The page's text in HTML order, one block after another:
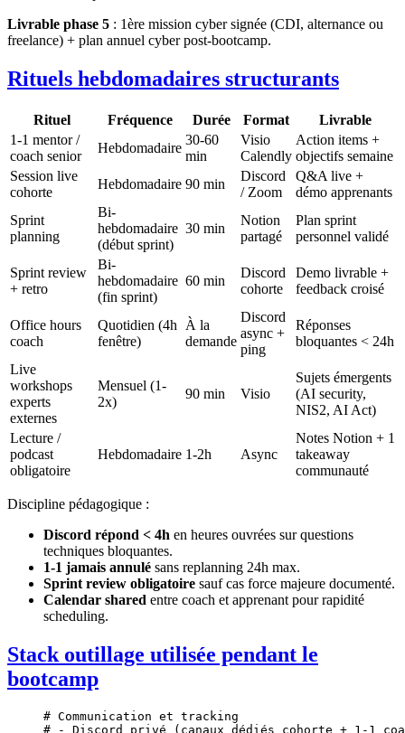
Livrable phase 5 : 1ère mission cyber signée (CDI, alternance ou
freelance) + plan annuel cyber post-bootcamp.
Rituels hebdomadaires structurants
Rituel Fréquence Durée Format
Livrable
1-1 mentor /
coach senior
Hebdomadaire
30-60
min
Visio
Calendly
Action items +
objectifs semaine
Session live
cohorte
Hebdomadaire 90 min
Discord
/ Zoom
Q&A live +
démo apprenants
Sprint
planning
Bi-
hebdomadaire
(début sprint)
30 min
Notion
partagé
Plan sprint
personnel validé
Sprint review
+ retro
Bi-
hebdomadaire
(fin sprint)
60 min
Discord
cohorte
Demo livrable +
feedback croisé
Office hours
coach
Quotidien (4h
fenêtre)
À la
demande
Discord
async +
ping
Réponses
bloquantes < 24h
Live
workshops
experts
externes
Mensuel (1-
2x)
90 min Visio
Sujets émergents
(AI security,
NIS2, AI Act)
Lecture /
podcast
obligatoire
Hebdomadaire 1-2h Async
Notes Notion + 1
takeaway
communauté
Discipline pédagogique :
Discord répond < 4h en heures ouvrées sur questions
techniques bloquantes.
1-1 jamais annulé sans replanning 24h max.
Sprint review obligatoire sauf cas force majeure documenté.
Calendar shared entre coach et apprenant pour rapidité
scheduling.
Stack outillage utilisée pendant le
bootcamp
# Communication et tracking
# - Discord privé (canaux dédiés cohorte + 1-1